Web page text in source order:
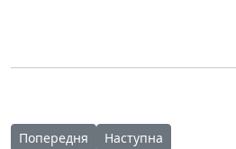
Попередня стаття: Радіодиктант
Попередня наступна стаття:
Наступна